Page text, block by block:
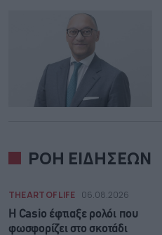
ΡΟΗ ΕΙΔΗΣΕΩΝ
THE ART OF LIFE 06.08.2026
Η Casio έφτιαξε ρολόι που
φωσφορίζει στο σκοτάδι